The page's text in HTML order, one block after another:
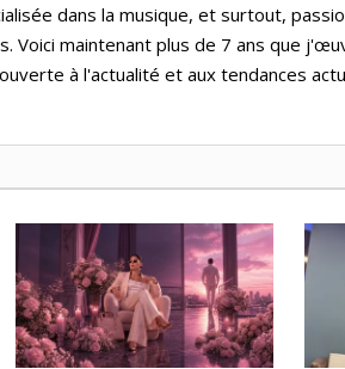
dans la musique, et surtout,
Voici maintenant plus de 7 ans que
à l'actualité et aux tendances